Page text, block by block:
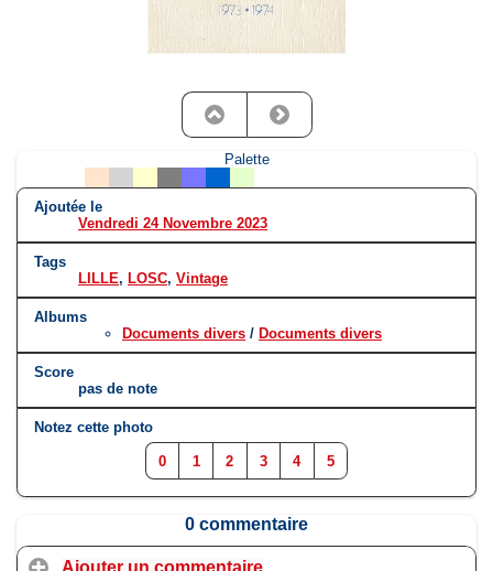
Palette
Ajoutée le
Vendredi 24 Novembre 2023
Tags
LILLE, LOSC, Vintage
Albums
Documents divers / Documents divers
Score
pas de note
Notez cette photo
0 1 2 3 4 5
0 commentaire